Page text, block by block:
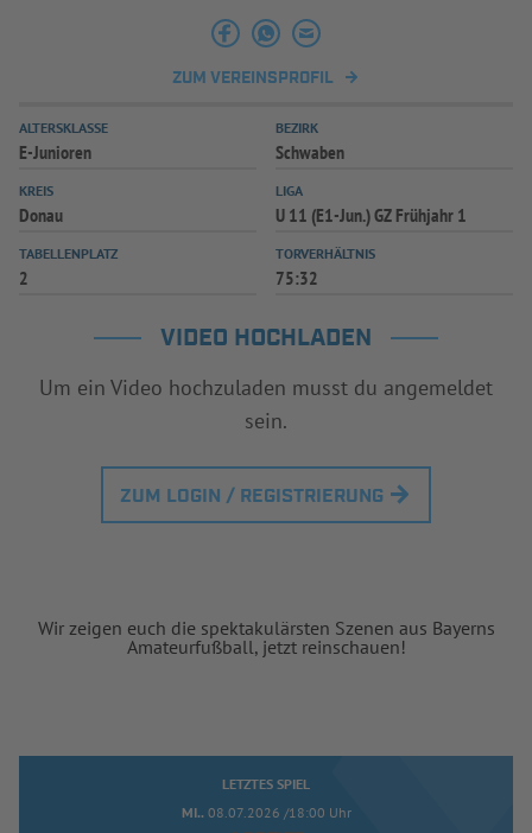
ZUM VEREINSPROFIL
ALTERSKLASSE
E-Junioren
BEZIRK
Schwaben
KREIS
Donau
LIGA
U 11 (E1-Jun.) GZ Frühjahr 1
TABELLENPLATZ
2
TORVERHÄLTNIS
75:32
VIDEO HOCHLADEN
Um ein Video hochzuladen musst du angemeldet
sein.
ZUM LOGIN / REGISTRIERUNG
Wir zeigen euch die spektakulärsten Szenen aus Bayerns
Amateurfußball, jetzt reinschauen!
LETZTES SPIEL
MI.. 08.07.2026 /18:00 Uhr